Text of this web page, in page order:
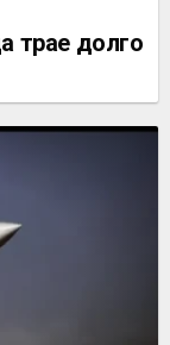
трае долго